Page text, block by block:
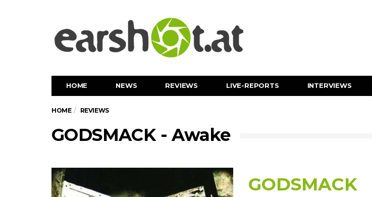
HOME NEWS REVIEWS LIVE-REPORTS INTERVIEWS
HOME REVIEWS
GODSMACK - Awake
GODSMACK